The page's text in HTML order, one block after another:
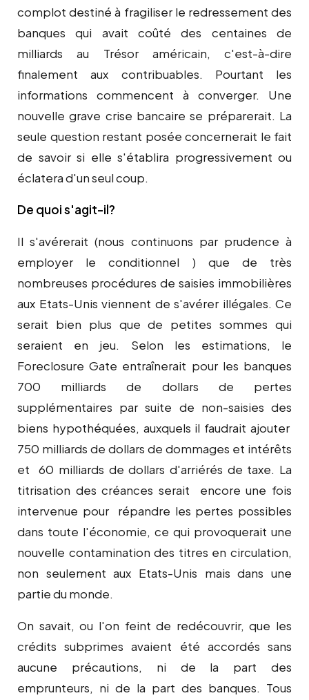
complot destiné à fragiliser le redressement des
banques qui avait coûté des centaines de
milliards au Trésor américain, c'est-à-dire
finalement aux contribuables. Pourtant les
informations commencent à converger. Une
nouvelle grave crise bancaire se préparerait. La
seule question restant posée concernerait le fait
de savoir si elle s'établira progressivement ou
éclatera d'un seul coup.
De quoi s'agit-il?
Il s'avérerait (nous continuons par prudence à
employer le conditionnel ) que de très
nombreuses procédures de saisies immobilières
aux Etats-Unis viennent de s'avérer illégales. Ce
serait bien plus que de petites sommes qui
seraient en jeu. Selon les estimations, le
Foreclosure Gate entraînerait pour les banques
700 milliards de dollars de pertes
supplémentaires par suite de non-saisies des
biens hypothéquées, auxquels il faudrait ajouter
750 milliards de dollars de dommages et intérêts
et 60 milliards de dollars d'arriérés de taxe. La
titrisation des créances serait encore une fois
intervenue pour répandre les pertes possibles
dans toute l'économie, ce qui provoquerait une
nouvelle contamination des titres en circulation,
non seulement aux Etats-Unis mais dans une
partie du monde.
On savait, ou l'on feint de redécouvrir, que les
crédits subprimes avaient été accordés sans
aucune précautions, ni de la part des
emprunteurs, ni de la part des banques. Tous